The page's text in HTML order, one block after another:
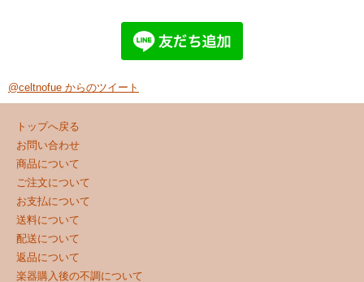
@celtnofue からのツイート
トップへ戻る
お問い合わせ
商品について
ご注文について
お支払について
送料について
配送について
返品について
楽器購入後の不調について